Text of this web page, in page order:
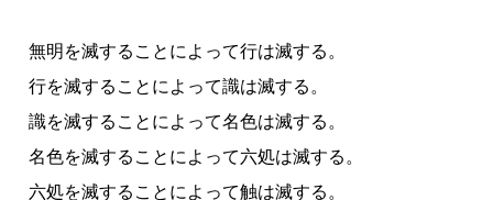
無明を滅することによって行は滅する。
行を滅することによって識は滅する。
識を滅することによって名色は滅する。
名色を滅することによって六処は滅する。
六処を滅することによって触は滅する。